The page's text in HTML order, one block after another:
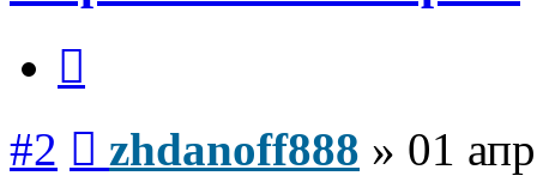
#2 zhdanoff888 » 01